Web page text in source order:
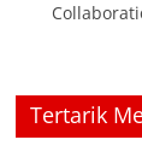
Tertarik